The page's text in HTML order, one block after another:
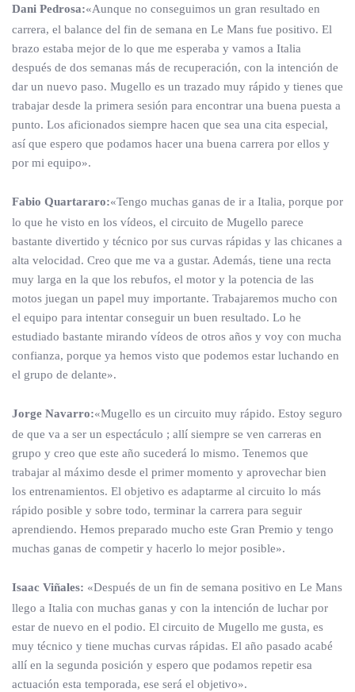
Dani Pedrosa:«Aunque no conseguimos un gran resultado en
carrera, el balance del fin de semana en Le Mans fue positivo. El
brazo estaba mejor de lo que me esperaba y vamos a Italia
después de dos semanas más de recuperación, con la intención de
dar un nuevo paso. Mugello es un trazado muy rápido y tienes que
trabajar desde la primera sesión para encontrar una buena puesta a
punto. Los aficionados siempre hacen que sea una cita especial,
así que espero que podamos hacer una buena carrera por ellos y
por mi equipo».
Fabio Quartararo:«Tengo muchas ganas de ir a Italia, porque por
lo que he visto en los vídeos, el circuito de Mugello parece
bastante divertido y técnico por sus curvas rápidas y las chicanes a
alta velocidad. Creo que me va a gustar. Además, tiene una recta
muy larga en la que los rebufos, el motor y la potencia de las
motos juegan un papel muy importante. Trabajaremos mucho con
el equipo para intentar conseguir un buen resultado. Lo he
estudiado bastante mirando vídeos de otros años y voy con mucha
confianza, porque ya hemos visto que podemos estar luchando en
el grupo de delante».
Jorge Navarro:«Mugello es un circuito muy rápido. Estoy seguro
de que va a ser un espectáculo ; allí siempre se ven carreras en
grupo y creo que este año sucederá lo mismo. Tenemos que
trabajar al máximo desde el primer momento y aprovechar bien
los entrenamientos. El objetivo es adaptarme al circuito lo más
rápido posible y sobre todo, terminar la carrera para seguir
aprendiendo. Hemos preparado mucho este Gran Premio y tengo
muchas ganas de competir y hacerlo lo mejor posible».
Isaac Viñales: «Después de un fin de semana positivo en Le Mans
llego a Italia con muchas ganas y con la intención de luchar por
estar de nuevo en el podio. El circuito de Mugello me gusta, es
muy técnico y tiene muchas curvas rápidas. El año pasado acabé
allí en la segunda posición y espero que podamos repetir esa
actuación esta temporada, ese será el objetivo».